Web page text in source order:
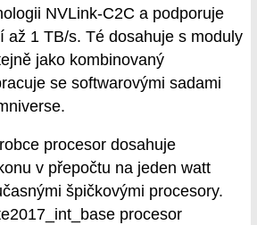
NVLink-C2C a podporuje
až 1 TB/s. Té dosahuje s moduly
jako kombinovaný
se softwarovými sadami
procesor dosahuje
v přepočtu na jeden watt
špičkovými procesory.
procesor